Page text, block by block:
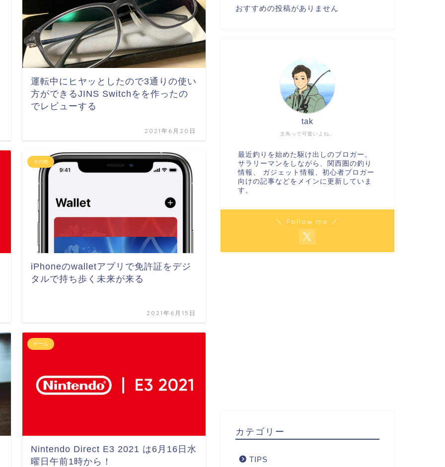
運転中にヒヤッとしたので3通りの使い
方ができるJINS Switchをを作ったの
でレビューする
2021年6月20日
その他
iPhoneのwalletアプリで免許証をデジ
タルで持ち歩く未来が来る
2021年6月15日
ゲーム
Nintendo Direct E3 2021 は6月16日水
曜日午前1時から！
おすすめの投稿がありません
文鳥って可愛いよね。
tak
最近釣りを始めた駆け出しのブロガー。
サラリーマンをしながら、関西圏の釣り
情報、 ガジェット情報、初心者ブロガー
向けの記事などをメインに更新していま
す。
＼ Follow me ／
カテゴリー
TIPS